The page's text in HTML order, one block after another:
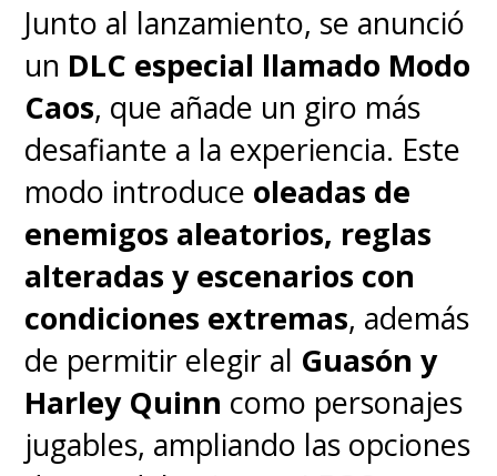
Junto al lanzamiento, se anunció
un DLC especial llamado Modo
Caos, que añade un giro más
desafiante a la experiencia. Este
modo introduce oleadas de
enemigos aleatorios, reglas
alteradas y escenarios con
condiciones extremas, además
de permitir elegir al Guasón y
Harley Quinn como personajes
jugables, ampliando las opciones